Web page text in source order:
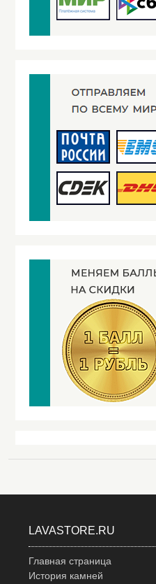
LAVASTORE.RU
Главная страница
История камней